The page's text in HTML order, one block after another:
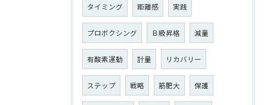
タイミング 距離感 実践
プロボクシング Ｂ級昇格 減量
有酸素運動 計量 リカバリー
ステップ 戦略 筋肥大 保護